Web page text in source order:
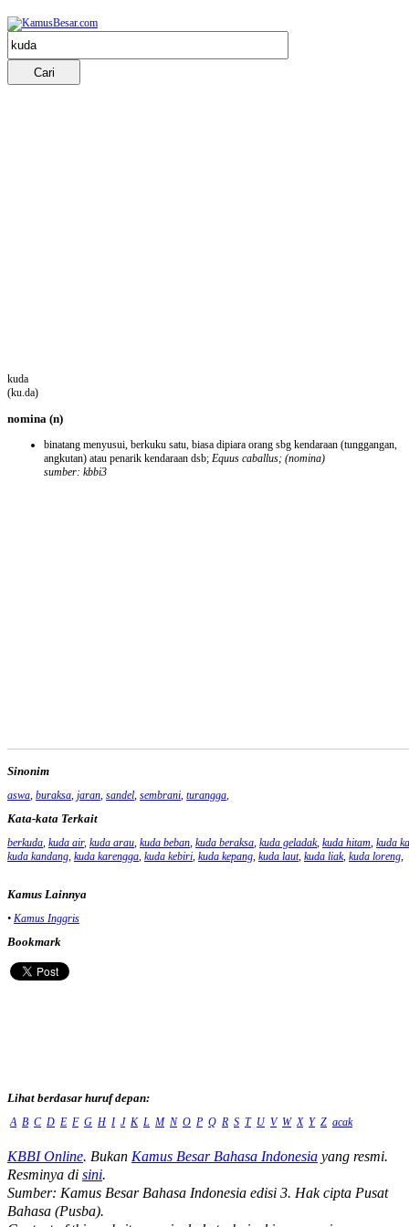
kuda
(ku.da)
nomina (n)
binatang menyusui, berkuku satu, biasa dipiara orang sbg kendaraan (tunggangan,
angkutan) atau penarik kendaraan dsb; Equus caballus; (nomina)
sumber: kbbi3
Sinonim
aswa buraksa jaran sandel sembrani turangga
Kata-kata Terkait
berkuda, kuda air, kuda arau, kuda beban, kuda beraksa, kuda geladak, kuda hitam, kuda
kuda kandang, kuda karengga, kuda kebiri, kuda kepang, kuda laut, kuda liak, kuda loreng,
Kamus Lainnya
• Kamus Inggris
Bookmark
Lihat berdasar huruf depan:
A B C D E F G H I J K L M N O P Q R S T U V W X Y Z acak
KBBI Online. Bukan Kamus Besar Bahasa Indonesia yang resmi.
Resminya di sini.
Sumber: Kamus Besar Bahasa Indonesia edisi 3. Hak cipta Pusat
Bahasa (Pusba).